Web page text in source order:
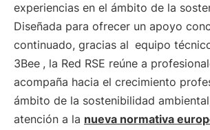
experiencias en el ámbito de la
Diseñada para ofrecer un apoyo
continuado, gracias al equipo
3Bee , la Red RSE reúne a
acompaña hacia el crecimiento
ámbito de la sostenibilidad
atención a la nueva normativa